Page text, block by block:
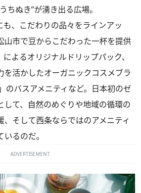
ちぬき”が湧き出る広場。
、こだわりの品々をラインアッ
⼭市で⾖からこだわった⼀杯を提供
によるオリジナルドリップパック、
を活かしたオーガニックコスメブラ
のバスアメニティなど。⽇本初のゼ
して、⾃然のめぐりや地域の循環の
、そして⻄条ならではのアメニティ
るのだ。
ADVERTISEMENT